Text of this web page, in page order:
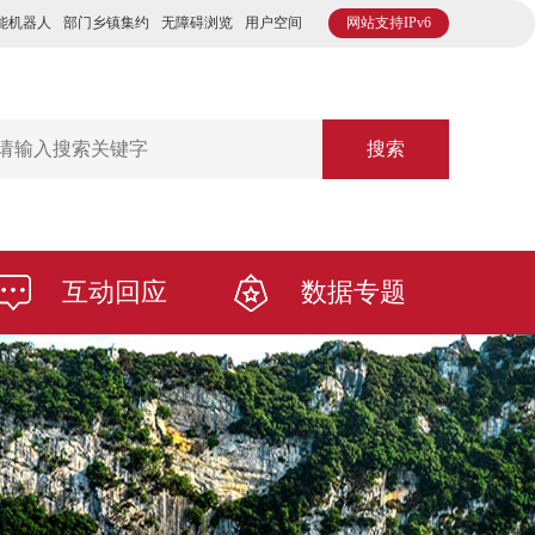
网站支持IPv6
机器人 部门乡镇集约 无障碍浏览 用户空间
搜索
互动回应 数据专题